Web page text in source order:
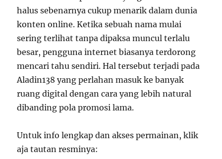
halus sebenarnya cukup menarik dalam dunia
konten online. Ketika sebuah nama mulai
sering terlihat tanpa dipaksa muncul terlalu
besar, pengguna internet biasanya terdorong
mencari tahu sendiri. Hal tersebut terjadi pada
Aladin138 yang perlahan masuk ke banyak
ruang digital dengan cara yang lebih natural
dibanding pola promosi lama.
Untuk info lengkap dan akses permainan, klik
aja tautan resminya: